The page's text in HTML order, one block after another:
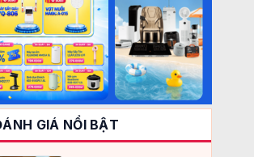
GIÁ NỔI BẬT